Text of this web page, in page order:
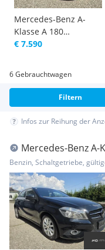
Mercedes-Benz A-
Klasse A 180
BlueEfficiency
€ 7.590
6 Gebrauchtwagen
Filtern
Infos zur Reihung der
Mercedes-Benz A-
Benzin, Schaltgetriebe,